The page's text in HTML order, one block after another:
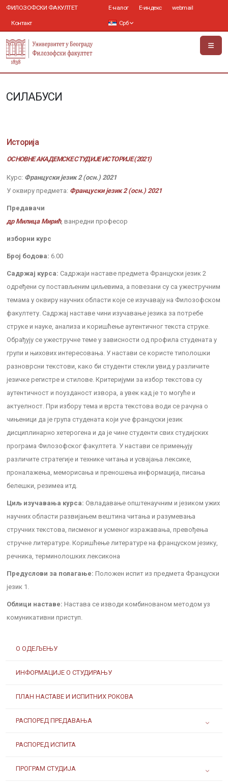
ФИЛОЗОФСКИ ФАКУЛТЕТ
Контакт
Е-налог Е-индекс webmail
Срб
СИЛАБУСИ
О ОДЕЉЕЊУ
ИНФОРМАЦИЈЕ О СТУДИРАЊУ
ПЛАН НАСТАВЕ И ИСПИТНИХ РОКОВА
РАСПОРЕД ПРЕДАВАЊА
РАСПОРЕД ИСПИТА
ПРОГРАМ СТУДИЈА
Историја
ОСНОВНЕ АКАДЕМСКЕ СТУДИЈЕ ИСТОРИЈЕ (2021)
Курс: Француски језик 2 (осн.) 2021
У оквиру предмета: Француски језик 2 (осн.) 2021
Предавачи
др Милица Мирић, ванредни професор
изборни курс
Број бодова: 6.00
Садржај курса: Садржаји наставе предмета Француски језик 2
одређени су постављеним циљевима, а повезани су са ужестручним
темама у оквиру научних области које се изучавају на Филозофском
факултету. Садржај наставе чини изучавање језика за потребе
струке и науке, анализа и коришћење аутентичног текста струке.
Обрађују се ужестручне теме у зависности од профила студената у
групи и њихових интересовања. У настави се користе типолошки
разноврсни текстови, како би студенти стекли увид у различите
језичке регистре и стилове. Критеријуми за избор текстова су
аутентичност и поузданост извора, а увек кад је то могуће и
актуелност. При избору тема и врста текстова води се рачуна о
чињеници да је група студената који уче француски језик
дисциплинарно хетерогена и да је чине студенти свих студијских
програма Филозофског факултета. У настави се примењују
различите стратегије и технике читања и усвајања лексике,
проналажења, меморисања и преношења информација, писања
белешки, резимеа итд.
Циљ изучавања курса: Овладавање општенаучним и језиком ужих
научних области развијањем вештина читања и разумевања
стручних текстова, писменoг и усменoг изражавања, превођења
стручне литературе. Коришћење литературе на француском језику,
речника, терминолошких лексикона
Предуслови за полагање: Положен испит из предмета Француски
језик 1.
Облици наставе: Настава се изводи комбинованом методом уз
комуникативни приступ.